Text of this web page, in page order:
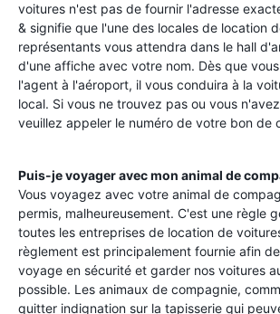
voitures n'est pas de fournir l'adresse
& signifie que l'une des locales de location
représentants vous attendra dans le hall
d'une affiche avec votre nom. Dès que
l'agent à l'aéroport, il vous conduira à la
local. Si vous ne trouvez pas ou vous
veuillez appeler le numéro de votre bon de
Puis-je voyager avec mon animal de
Vous voyagez avec votre animal de
permis, malheureusement. C'est une règle
toutes les entreprises de location de
règlement est principalement fournie afin
voyage en sécurité et garder nos voitures
possible. Les animaux de compagnie,
quitter indignation sur la tapisserie qui